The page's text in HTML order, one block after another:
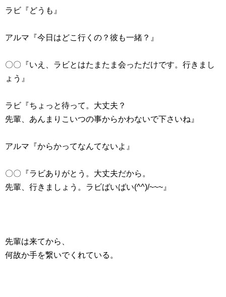
ラビ『どうも』
アルマ『今日はどこ行くの？彼も一緒？』
〇〇『いえ、ラビとはたまたま会っただけです。行きまし
ょう』
ラビ『ちょっと待って。大丈夫？
先輩、あんまりこいつの事からかわないで下さいね』
アルマ『からかってなんてないよ』
〇〇『ラビありがとう。大丈夫だから。
先輩、行きましょう。ラビばいばい(^^)/~~~』
先輩は来てから、
何故か手を繋いでくれている。